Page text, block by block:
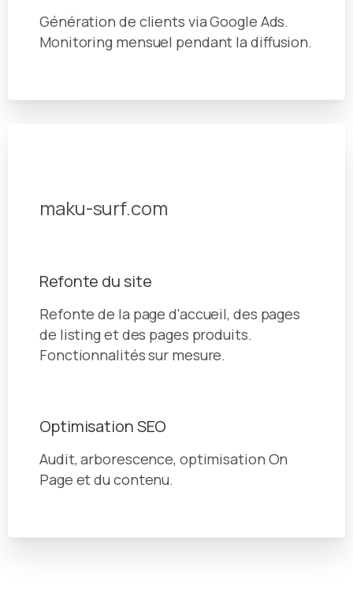
Génération de clients via Google Ads.
Monitoring mensuel pendant la diffusion.
maku-surf.com
Refonte du site
Refonte de la page d'accueil, des pages
de listing et des pages produits.
Fonctionnalités sur mesure.
Optimisation SEO
Audit, arborescence, optimisation On
Page et du contenu.